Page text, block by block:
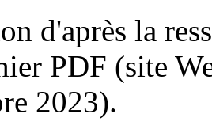
d'après la
PDF (site
2023).